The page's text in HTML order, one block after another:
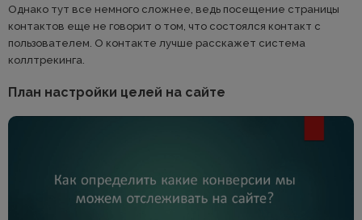
Однако тут все немного сложнее, ведь посещение страницы
контактов еще не говорит о том, что состоялся контакт с
пользователем. О контакте лучше расскажет система
коллтрекинга.
План настройки целей на сайте